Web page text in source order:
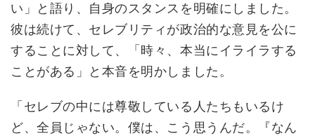
い」と語り、自身のスタンスを明確にしました。
彼は続けて、セレブリティが政治的な意見を公に
することに対して、「時々、本当にイライラする
ことがある」と本音を明かしました。
「セレブの中には尊敬している人たちもいるけ
ど、全員じゃない。僕は、こう思うんだ。『なん